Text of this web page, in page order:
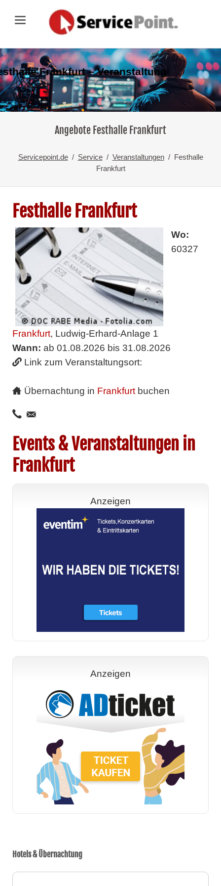
Frankfurt – Veranstaltung
Angebote Festhalle Frankfurt
Servicepoint.de Service Veranstaltungen
Festhalle
Frankfurt
Festhalle Frankfurt
Wo:
60327
Frankfurt, Ludwig-Erhard-Anlage 1
Wann: ab 01.08.2026 bis 31.08.2026
Link zum Veranstaltungsort:
Übernachtung in Frankfurtbuchen
Events & Veranstaltungen in
Frankfurt
Anzeigen
Anzeigen
Hotels & Übernachtung